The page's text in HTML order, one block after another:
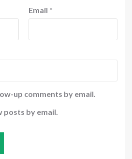
Email *
up comments by email.
posts by email.